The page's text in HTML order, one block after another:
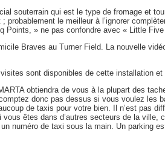
souterrain qui est le type de fromage et
probablement le meilleur à l’ignorer
Points, » ne pas confondre avec « Little
Braves au Turner Field. La nouvelle
sont disponibles de cette installation et
obtiendra de vous à la plupart des
donc pas dessus si vous voulez les
de taxis pour votre bien. Il n’est pas
vous êtes dans d’autres secteurs de la ville,
numéro de taxi sous la main. Un parking